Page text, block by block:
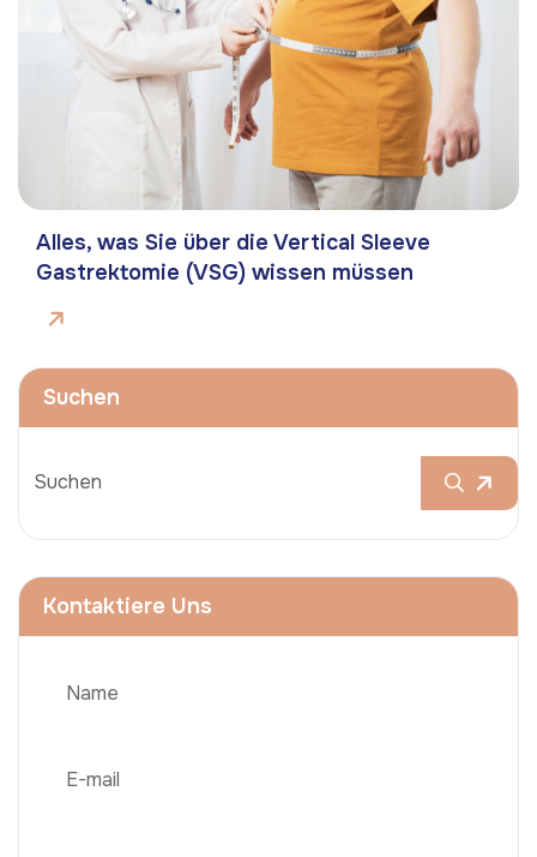
Alles, was Sie über die Vertical Sleeve
Gastrektomie (VSG) wissen müssen
Suchen
Kontaktiere Uns